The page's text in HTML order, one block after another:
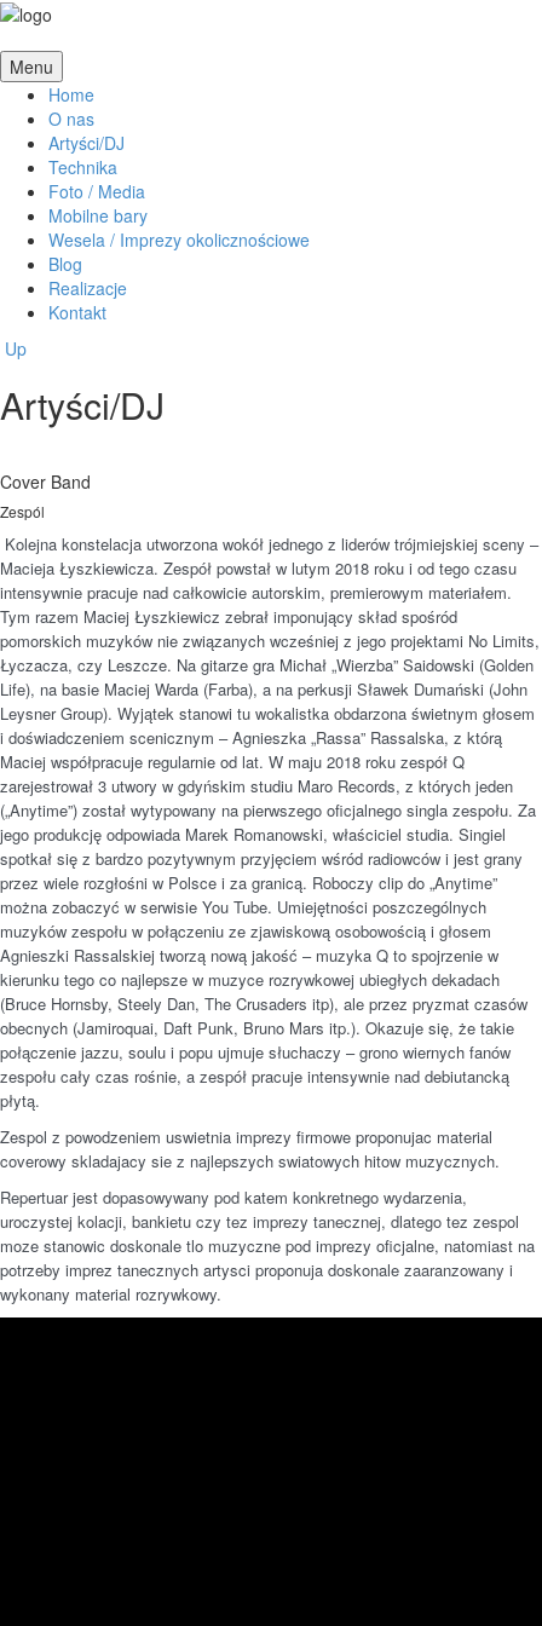
Menu
Home
O nas
Artyści/DJ
Technika
Foto / Media
Mobilne bary
Wesela / Imprezy okolicznościowe
Blog
Realizacje
Kontakt
Up
Artyści/DJ
Cover Band
Zespól
Kolejna konstelacja utworzona wokół jednego z liderów trójmiejskiej sceny –
Macieja Łyszkiewicza. Zespół powstał w lutym 2018 roku i od tego czasu
intensywnie pracuje nad całkowicie autorskim, premierowym materiałem.
Tym razem Maciej Łyszkiewicz zebrał imponujący skład spośród
pomorskich muzyków nie związanych wcześniej z jego projektami No Limits,
Łyczacza, czy Leszcze. Na gitarze gra Michał „Wierzba” Saidowski (Golden
Life), na basie Maciej Warda (Farba), a na perkusji Sławek Dumański (John
Leysner Group). Wyjątek stanowi tu wokalistka obdarzona świetnym głosem
i doświadczeniem scenicznym – Agnieszka „Rassa” Rassalska, z którą
Maciej współpracuje regularnie od lat. W maju 2018 roku zespół Q
zarejestrował 3 utwory w gdyńskim studiu Maro Records, z których jeden
(„Anytime”) został wytypowany na pierwszego oficjalnego singla zespołu. Za
jego produkcję odpowiada Marek Romanowski, właściciel studia. Singiel
spotkał się z bardzo pozytywnym przyjęciem wśród radiowców i jest grany
przez wiele rozgłośni w Polsce i za granicą. Roboczy clip do „Anytime”
można zobaczyć w serwisie You Tube. Umiejętności poszczególnych
muzyków zespołu w połączeniu ze zjawiskową osobowością i głosem
Agnieszki Rassalskiej tworzą nową jakość – muzyka Q to spojrzenie w
kierunku tego co najlepsze w muzyce rozrywkowej ubiegłych dekadach
(Bruce Hornsby, Steely Dan, The Crusaders itp), ale przez pryzmat czasów
obecnych (Jamiroquai, Daft Punk, Bruno Mars itp.). Okazuje się, że takie
połączenie jazzu, soulu i popu ujmuje słuchaczy – grono wiernych fanów
zespołu cały czas rośnie, a zespół pracuje intensywnie nad debiutancką
płytą.
Zespol z powodzeniem uswietnia imprezy firmowe proponujac material
coverowy skladajacy sie z najlepszych swiatowych hitow muzycznych.
Repertuar jest dopasowywany pod katem konkretnego wydarzenia,
uroczystej kolacji, bankietu czy tez imprezy tanecznej, dlatego tez zespol
moze stanowic doskonale tlo muzyczne pod imprezy oficjalne, natomiast na
potrzeby imprez tanecznych artysci proponuja doskonale zaaranzowany i
wykonany material rozrywkowy.